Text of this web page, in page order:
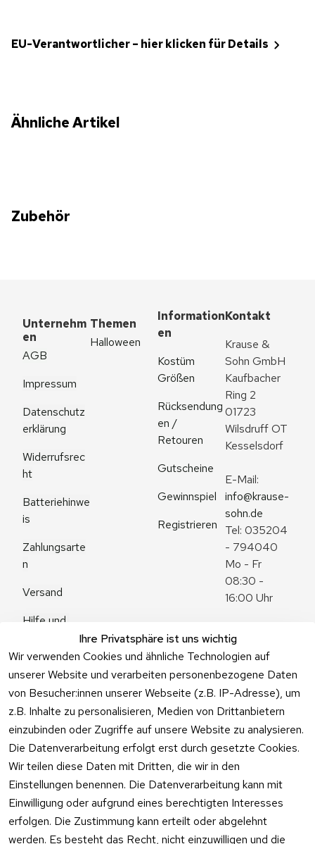
EU-Verantwortlicher – hier klicken für Details
Ähnliche Artikel
Zubehör
Ihre Privatsphäre ist uns wichtig
Wir verwenden Cookies und ähnliche Technologien auf
unserer Website und verarbeiten personenbezogene Daten
von Besucher:innen unserer Webseite (z.B. IP-Adresse), um
z.B. Inhalte zu personalisieren, Medien von Drittanbietern
einzubinden oder Zugriffe auf unsere Website zu analysieren.
Die Datenverarbeitung erfolgt erst durch gesetzte Cookies.
Wir teilen diese Daten mit Dritten, die wir in den
Einstellungen benennen. Die Datenverarbeitung kann mit
Einwilligung oder aufgrund eines berechtigten Interesses
erfolgen. Die Zustimmung kann erteilt oder abgelehnt
werden. Es besteht das Recht, nicht einzuwilligen und die
Unternehm
en
AGB
Impressum
Datenschutz
erklärung
Widerrufsrec
ht
Batteriehinwe
is
Zahlungsarte
n
Versand
Hilfe und
Fragen
Themen
Halloween
Information
en
Kostüm
Größen
Rücksendung
en /
Retouren
Gutscheine
Gewinnspiel
Registrieren
Kontakt
Krause &
Sohn GmbH
Kaufbacher
Ring 2
01723
Wilsdruff OT
Kesselsdorf
info@krause-
sohn.de
Tel: 035204
- 794040
Mo - Fr
08:30 -
16:00 Uhr
Zum
Kontaktformu
lar
Vertrag
widerrufen